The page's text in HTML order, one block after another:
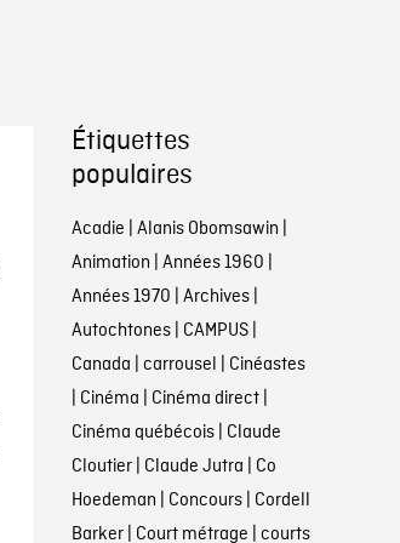
Étiquettes
populaires
Acadie | Alanis Obomsawin |
Animation | Années 1960 |
Années 1970 | Archives|
Autochtones| CAMPUS|
Canada | carrousel | Cinéastes
| Cinéma | Cinéma direct|
Cinéma québécois| Claude
Cloutier| Claude Jutra | Co
Hoedeman | Concours| Cordell
Barker| Court métrage | courts